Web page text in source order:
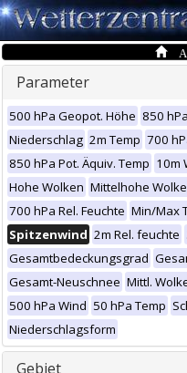
Parameter
500 hPa Geopot. Höhe 850
Niederschlag 2m Temp 700
850 hPa Pot. Äquiv. Temp 10m
Hohe Wolken Mittelhohe
700 hPa Rel. Feuchte Min/Max
Spitzenwind 2m Rel. feuchte
Gesamtbedeckungsgrad
Gesamt-Neuschnee Mittl.
500 hPa Wind 50 hPa Temp
Niederschlagsform
Gebiet